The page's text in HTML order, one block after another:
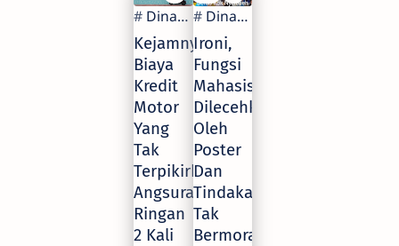
Kejamnya
Biaya
Kredit
Motor
Yang
Tak
Terpikirkan,
Angsuran
Ringan
2 Kali
Ironi,
Fungsi
Mahasiswa
Dilecehkan
Oleh
Poster
Dan
Tindakan
Tak
Bermoral